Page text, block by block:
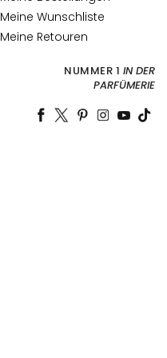
Meine Wunschliste
Meine Retouren
NUMMER 1 IN DER
PARFÜMERIE